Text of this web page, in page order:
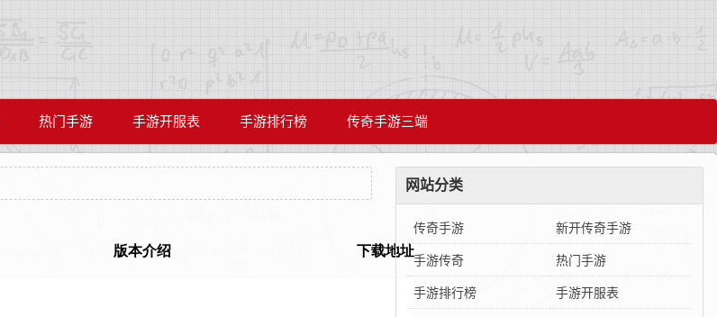
热门手游 手游开服表 手游排行榜 传奇手游三端
网站分类
传奇手游 新开传奇手游
手游传奇 热门手游
手游排行榜 手游开服表